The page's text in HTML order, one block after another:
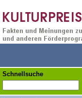
Schnellsuche